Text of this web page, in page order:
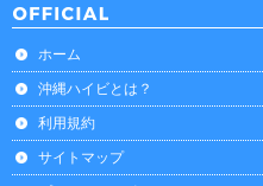
ホーム
沖縄ハイビとは？
利用規約
サイトマップ